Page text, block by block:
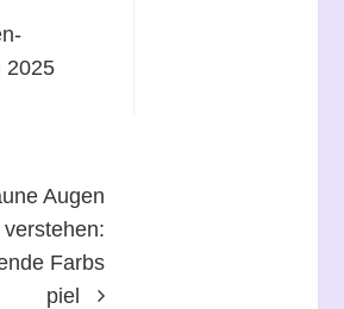
2025
Augen
verstehen:
Farbs
piel